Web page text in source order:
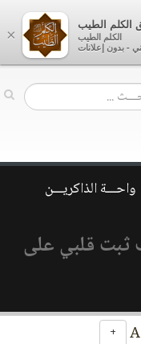
واحـــة الذاكريـــن
ثبت قلبي على
+
×
الكلم الطيب
الكلم الطيب
- بدون إعلانات